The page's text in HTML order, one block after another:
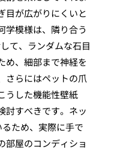
目が広がりにくいと
学模様は、隣り合う
て、ランダムな石目
め、細部まで神経を
さらにはペットの爪
うした機能性壁紙
討すべきです。ネッ
ため、実際に手で
部屋のコンディショ